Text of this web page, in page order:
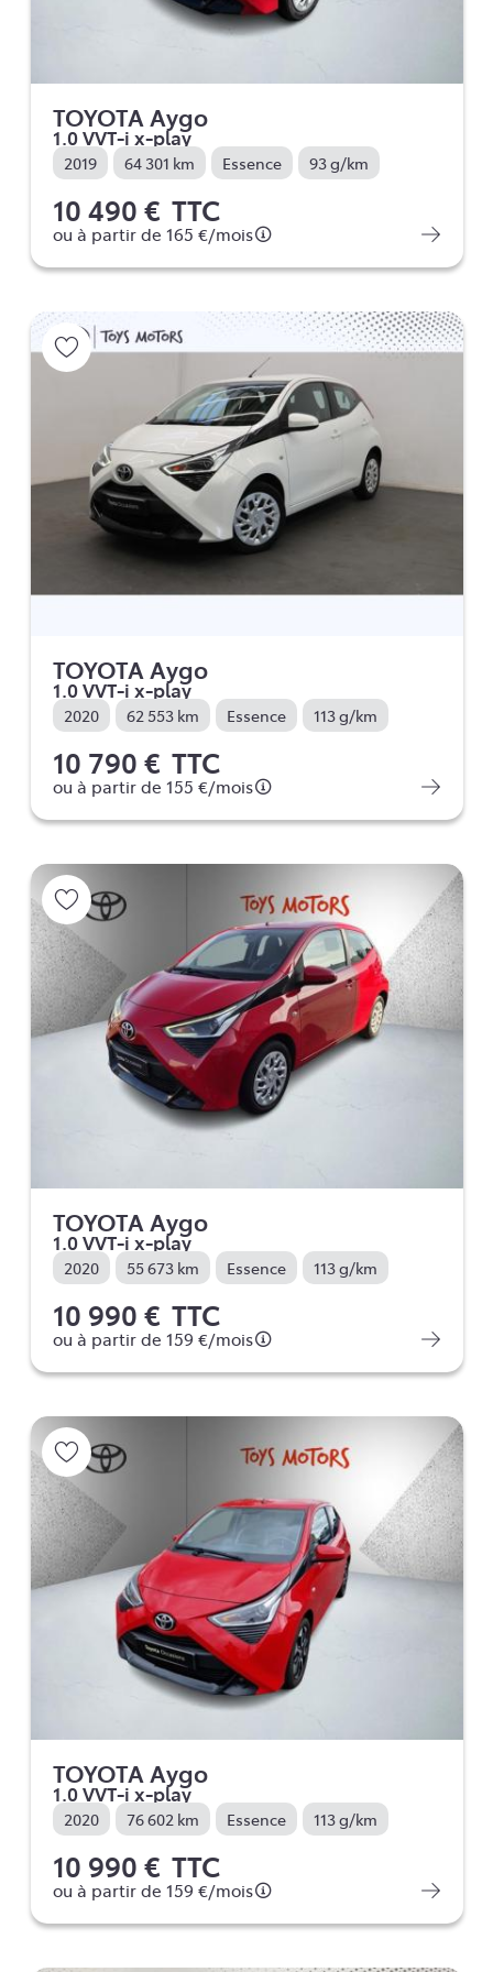
TOYOTA Aygo
1.0 VVT-i x-play
2019 64 301 km Essence 93 g/km
10 490 € TTC
ou à partir de 165 €/mois
TOYOTA Aygo
1.0 VVT-i x-play
2020 62 553 km Essence 113 g/km
10 790 € TTC
ou à partir de 155 €/mois
TOYOTA Aygo
1.0 VVT-i x-play
2020 55 673 km Essence 113 g/km
10 990 € TTC
ou à partir de 159 €/mois
TOYOTA Aygo
1.0 VVT-i x-play
2020 76 602 km Essence 113 g/km
10 990 € TTC
ou à partir de 159 €/mois